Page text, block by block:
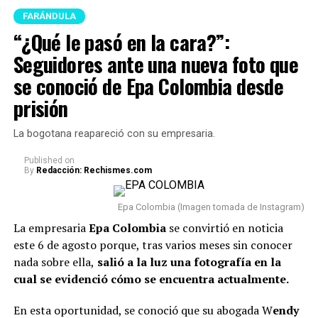
Lee también: “¿Qué le pasó en la cara?”:
Seguidores ante una nueva foto que se conoció de
Epa Colombia desde prisión
En este caso, el comediante fue tema de conversación
recientemente porque, tras varios meses de volver a su
vida real, re veló cómo se encuentra actualmente su
“Van dos meses. Hoy, después
de dos meses, estoy
totalmente tranquilo, estoy
bien. Incluso, para que dejen el
tema ahí también, con la
mamá de la niña estoy bien.
FARÁNDULA
“¿Qué le pasó en la cara?”:
Seguidores ante una nueva foto que
se conoció de Epa Colombia desde
prisión
La bogotana reapareció con su empresaria.
Published on
By Redacción: Rechismes.com
Epa Colombia (Imagen tomada de Instagram)
La empresariaEpa Colombiase convirtió en noticia
este 6 de agosto porque, tras varios meses sin conocer
nada sobre ella, salió a la luz una fotografía en la
cual se evidenció cómo se encuentra actualmente.
En esta oportunidad, se conoció que su abogada Wendy